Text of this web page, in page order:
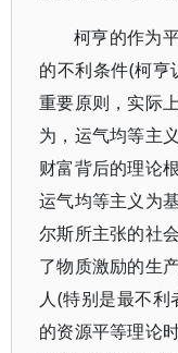
柯亨的作为
的不利条件(柯亨
重要原则，实际
为，运气均等主
财富背后的理论
运气均等主义为
尔斯所主张的社
了物质激励的生
人(特别是最不
的资源平等理论